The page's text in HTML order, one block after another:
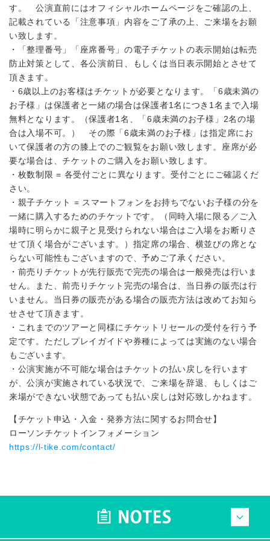
す。 公演直前にはオフィシャルホームページをご確認の上、
記載されている「注意事項」内容をご了承の上、ご来場をお願
い致します。
・「整理番号」「座席番号」の電子チケットの表示開始は転売
防止対策として、各公演前日、もしくは当日表示開始とさせて
頂きます。
・6歳以上のお客様はチケットが必要となります。「6歳未満の
お子様」は保護者と一緒の場合は保護者1名につき1名まで入場
無料となります。（保護者1名、「6歳未満のお子様」2名の場
合は入場不可。） その際「6歳未満のお子様」は指定席にお
いて保護者の方の膝上でのご観覧をお願い致します。座席が必
要な場合は、チケットのご購入をお願い致します。
・枚数制限 = 各受付ごとに異なります。受付ごとにご確認くだ
さい。
・親子チケット = スマートフォンをお持ちでないお子様の分を
一緒に購入するためのチケットです。（同時入場に限る／ご入
場時に明らかに親子と見受けられない場合はご入場をお断りさ
せて頂く場合がございます。）指定席の場合、横並びの席とな
らない可能性もございますので、予めご了承ください。
・前売りチケットが先行販売で完売の場合は一般発売は行いま
せん。また、前売りチケット完売の場合は、当日券の販売は行
いません。当日券の販売がある場合の販売方法は改めてお知ら
せさせて頂きます。
・これまでのツアーと同様にチケットリセールの受付を行う予
定です。ただしプレイガイドや券種によっては実施のない場合
もございます。
・公演実施が不可能な場合はチケットの払い戻しを行います
が、公演が実施されている状況で、ご来場を辞退、もしくはご
来場ができない状態であっても払い戻しは対応致しかねます。
【チケット申込・入金・発券方法に関するお問合せ】
ローソンチケットインフォメーション
https://l-tike.com/contact/